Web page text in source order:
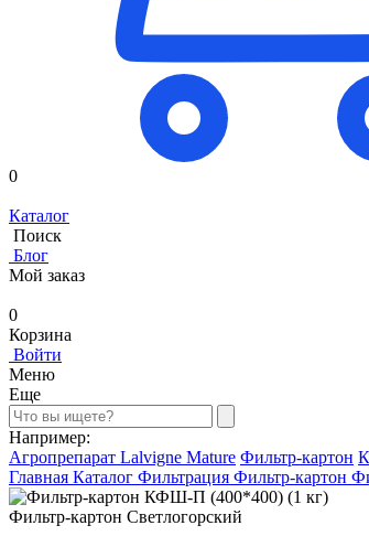
0
Каталог
Поиск
Блог
Мой заказ
0
Корзина
Войти
Меню
Еще
Например:
Агропрепарат Lalvigne Mature Фильтр-картон
Главная Каталог Фильтрация Фильтр-картон
Фильтр-картон Светлогорский